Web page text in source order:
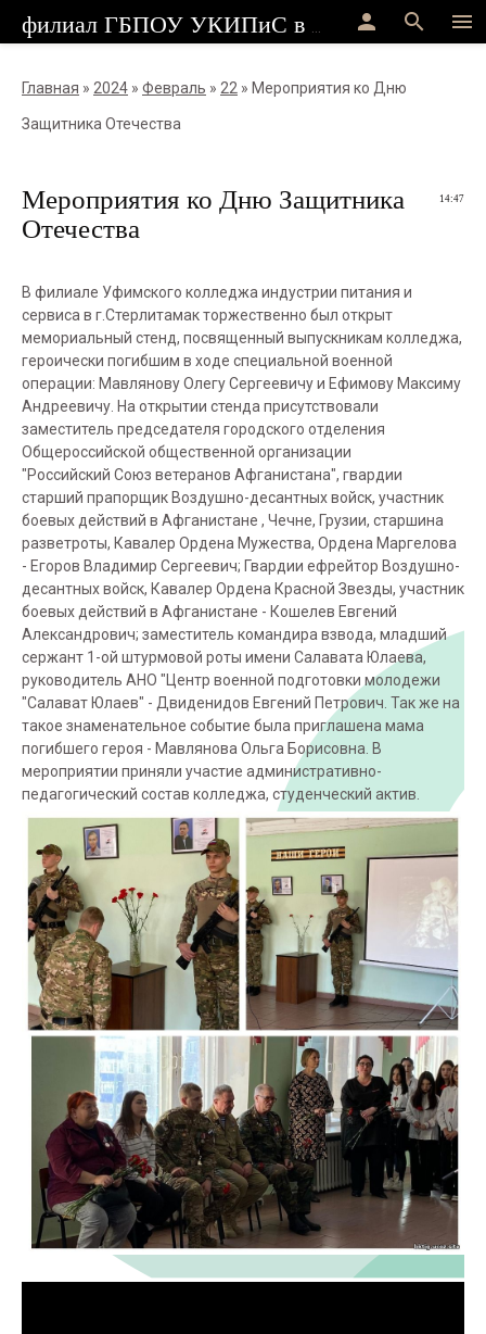
menu
search
person
Главная » 2024 » Февраль » 22 » Мероприятия ко Дню
Защитника Отечества
14:47
Мероприятия ко Дню Защитника
Отечества
В филиале Уфимского колледжа индустрии питания и
сервиса в г.Стерлитамак торжественно был открыт
мемориальный стенд, посвященный выпускникам колледжа,
героически погибшим в ходе специальной военной
операции: Мавлянову Олегу Сергеевичу и Ефимову Максиму
Андреевичу. На открытии стенда присутствовали
заместитель председателя городского отделения
Общероссийской общественной организации
"Российский Союз ветеранов Афганистана", гвардии
старший прапорщик Воздушно-десантных войск, участник
боевых действий в Афганистане , Чечне, Грузии, старшина
разветроты, Кавалер Ордена Мужества, Ордена Маргелова
- Егоров Владимир Сергеевич; Гвардии ефрейтор Воздушно-
десантных войск, Кавалер Ордена Красной Звезды, участник
боевых действий в Афганистане - Кошелев Евгений
Александрович; заместитель командира взвода, младший
сержант 1-ой штурмовой роты имени Салавата Юлаева,
руководитель АНО "Центр военной подготовки молодежи
"Салават Юлаев" - Двиденидов Евгений Петрович. Так же на
такое знаменательное событие была приглашена мама
погибшего героя - Мавлянова Ольга Борисовна. В
мероприятии приняли участие административно-
педагогический состав колледжа, студенческий актив.